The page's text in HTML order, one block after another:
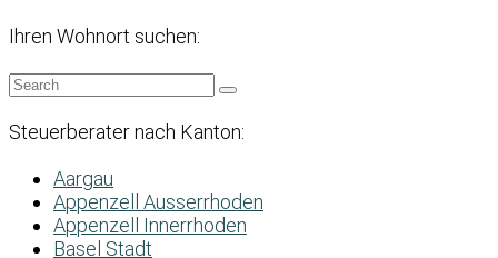
Ihren Wohnort suchen:
Steuerberater nach Kanton:
Aargau
Appenzell Ausserrhoden
Appenzell Innerrhoden
Basel Stadt